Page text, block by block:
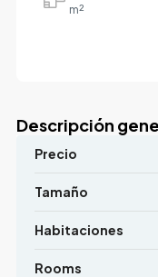
m²
Descripción
Precio
Tamaño
Habitaciones
Rooms